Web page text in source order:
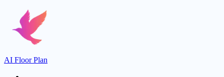
AI Floor Plan